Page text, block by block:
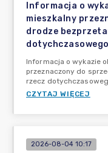
Informacja o
mieszkalny
drodze
Informacja o wykazie
przeznaczony do
rzecz
CZYTAJ WIĘCEJ
2026-08-04 10:17